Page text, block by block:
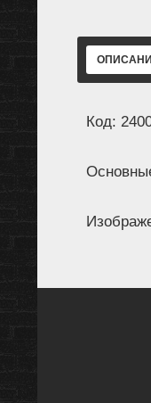
Код: